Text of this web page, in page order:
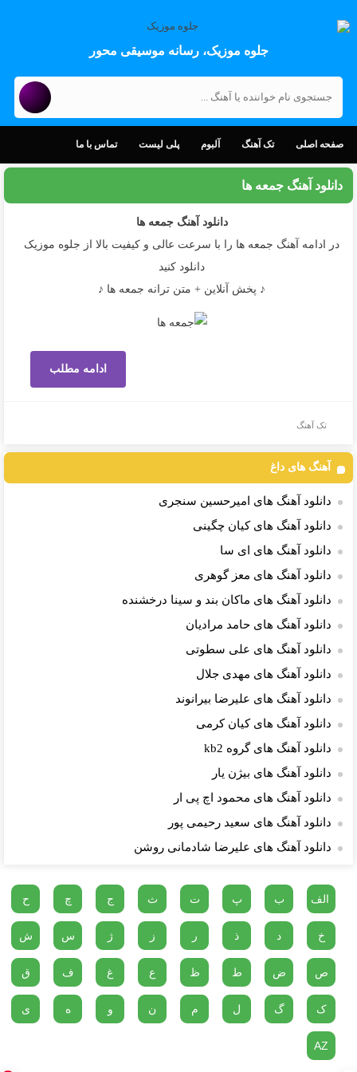
جلوه موزیک، رسانه موسیقی محور
صفحه اصلی تک آهنگ آلبوم پلی لیست تماس با ما
دانلود آهنگ جمعه‌ ها
دانلود آهنگ جمعه‌ ها
در ادامه آهنگ جمعه‌ ها را با سرعت عالی و کیفیت بالا از جلوه موزیک
دانلود کنید
♪ پخش آنلاین + متن ترانه جمعه‌ ها ♪
ادامه مطلب
تک آهنگ
آهنگ های داغ
دانلود آهنگ های امیرحسین سنجری
دانلود آهنگ های کیان چگینی
دانلود آهنگ های ای سا
دانلود آهنگ های معز گوهری
دانلود آهنگ های ماکان بند و سینا درخشنده
دانلود آهنگ های حامد مرادیان
دانلود آهنگ های علی سطوتی
دانلود آهنگ های مهدی جلال
دانلود آهنگ های علیرضا بیرانوند
دانلود آهنگ های کیان کرمی
دانلود آهنگ های گروه kb2
دانلود آهنگ های بیژن یار
دانلود آهنگ های محمود اچ پی ار
دانلود آهنگ های سعید رحیمی پور
دانلود آهنگ های علیرضا شادمانی روشن
الف ب پ ت ث ج چ ح
خ د ذ ر ز ژ س ش
ص ض ط ظ ع غ ف ق
ک گ ل م ن و ه ی
AZ